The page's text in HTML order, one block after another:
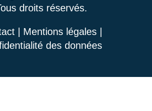
droits réservés.
Mentions légales
des données